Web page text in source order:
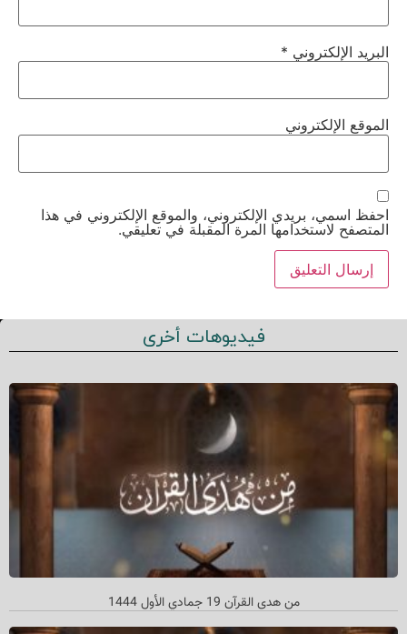
البريد الإلكتروني *
الموقع الإلكتروني
احفظ اسمي، بريدي الإلكتروني، والموقع الإلكتروني في هذا
المتصفح لاستخدامها المرة المقبلة في تعليقي.
فيديوهات أخرى
من هدى القرآن 19 جمادي الأول 1444